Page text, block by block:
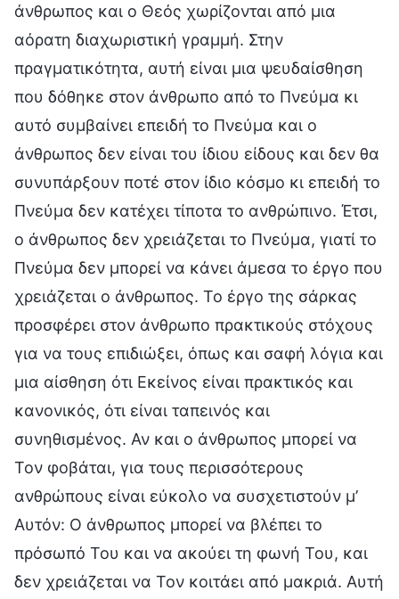
άνθρωπος και ο Θεός χωρίζονται από μια
αόρατη διαχωριστική γραμμή. Στην
πραγματικότητα, αυτή είναι μια ψευδαίσθηση
που δόθηκε στον άνθρωπο από το Πνεύμα κι
αυτό συμβαίνει επειδή το Πνεύμα και ο
άνθρωπος δεν είναι του ίδιου είδους και δεν θα
συνυπάρξουν ποτέ στον ίδιο κόσμο κι επειδή το
Πνεύμα δεν κατέχει τίποτα το ανθρώπινο. Έτσι,
ο άνθρωπος δεν χρειάζεται το Πνεύμα, γιατί το
Πνεύμα δεν μπορεί να κάνει άμεσα το έργο που
χρειάζεται ο άνθρωπος. Το έργο της σάρκας
προσφέρει στον άνθρωπο πρακτικούς στόχους
για να τους επιδιώξει, όπως και σαφή λόγια και
μια αίσθηση ότι Εκείνος είναι πρακτικός και
κανονικός, ότι είναι ταπεινός και
συνηθισμένος. Αν και ο άνθρωπος μπορεί να
Τον φοβάται, για τους περισσότερους
ανθρώπους είναι εύκολο να συσχετιστούν μ’
Αυτόν: Ο άνθρωπος μπορεί να βλέπει το
πρόσωπό Του και να ακούει τη φωνή Του, και
δεν χρειάζεται να Τον κοιτάει από μακριά. Αυτή